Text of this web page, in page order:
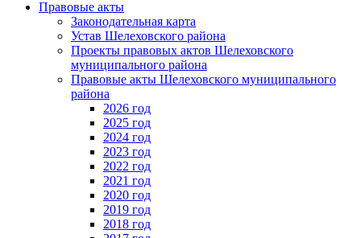
Правовые акты
Законодательная карта
Устав Шелеховского района
Проекты правовых актов Шелеховского
муниципального района
Правовые акты Шелеховского муниципального
района
2026 год
2025 год
2024 год
2023 год
2022 год
2021 год
2020 год
2019 год
2018 год